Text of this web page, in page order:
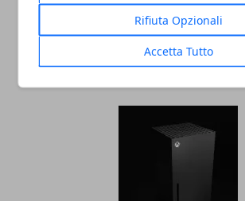
Rifiuta Opzionali
Accetta Tutto
L'editor di Street Fighter 6
personaggi da incubo